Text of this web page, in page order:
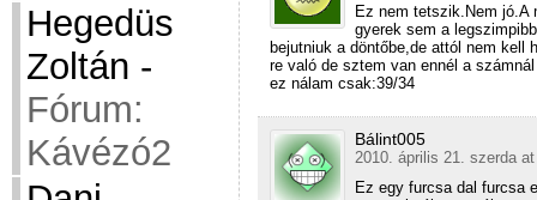
Hegedüs
Zoltán -
Fórum:
Kávézó2
Ez nem tetszik.Nem
gyerek sem a
bejutniuk a döntőbe,de attól nem kell
re való de sztem van ennél a
ez nálam csak:39/34
Bálint005
2010. április 21. szerda
Ez egy furcsa dal furcsa